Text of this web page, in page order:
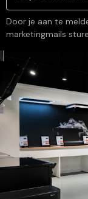
Door je aan te
marketingmails